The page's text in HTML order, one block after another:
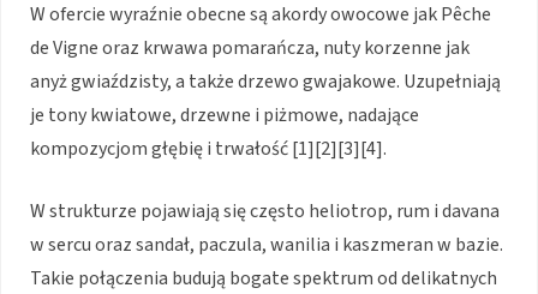
W ofercie wyraźnie obecne są akordy owocowe jak Pêche
de Vigne oraz krwawa pomarańcza, nuty korzenne jak
anyż gwiaździsty, a także drzewo gwajakowe. Uzupełniają
je tony kwiatowe, drzewne i piżmowe, nadające
kompozycjom głębię i trwałość [1][2][3][4].
W strukturze pojawiają się często heliotrop, rum i davana
w sercu oraz sandał, paczula, wanilia i kaszmeran w bazie.
Takie połączenia budują bogate spektrum od delikatnych